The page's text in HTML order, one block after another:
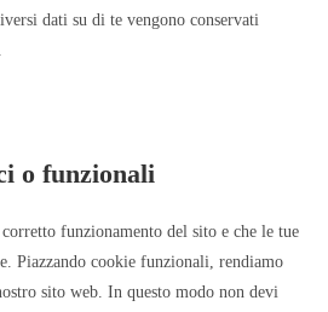
dati su di te vengono conservati
o funzionali
funzionamento del sito e che le tue
Piazzando cookie funzionali, rendiamo
sito web. In questo modo non devi